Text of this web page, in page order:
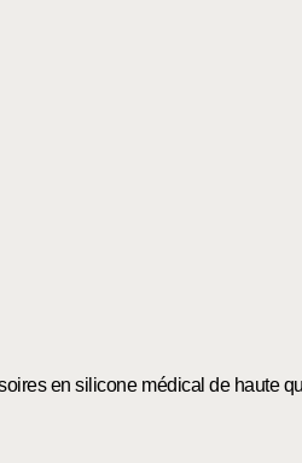
en silicone médical de haute